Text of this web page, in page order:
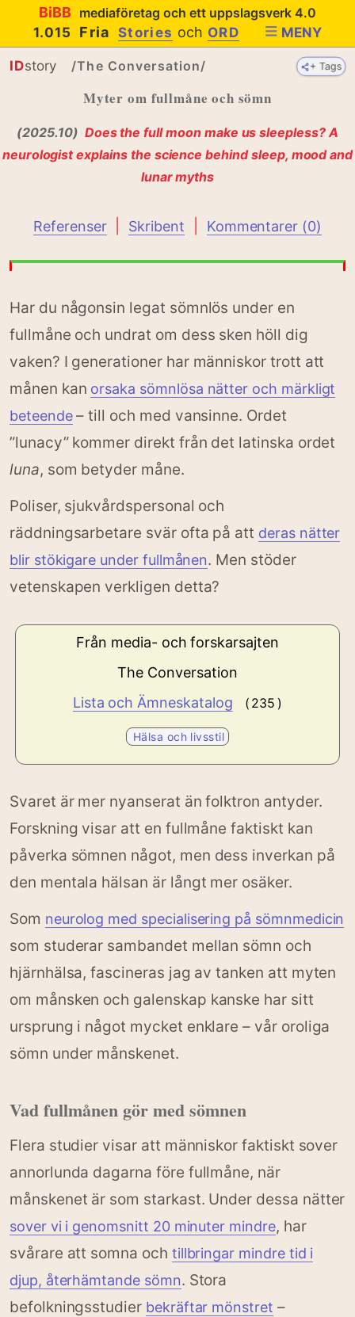
BiBB mediaföretag och ett uppslagsverk 4.0
1.015
FriaStories och ORD MENY
+ Tags
IDstory /The Conversation/
Myter om fullmåne och sömn
(2025.10) Does the full moon make us sleepless? A
neurologist explains the science behind sleep, mood and
lunar myths
Referenser Skribent Kommentarer (0)
Har du någonsin legat sömnlös under en
fullmåne och undrat om dess sken höll dig
vaken? I generationer har människor trott att
månen kan orsaka sömnlösa nätter och märkligt
beteende– till och med vansinne. Ordet
”lunacy” kommer direkt från det latinska ordet
luna, som betyder måne.
Poliser, sjukvårdspersonal och
räddningsarbetare svär ofta på att deras nätter
blir stökigare under fullmånen. Men stöder
vetenskapen verkligen detta?
Från media- och forskarsajten
The Conversation
Lista och Ämneskatalog
( 235 )
Hälsa och livsstil
Svaret är mer nyanserat än folktron antyder.
Forskning visar att en fullmåne faktiskt kan
påverka sömnen något, men dess inverkan på
den mentala hälsan är långt mer osäker.
Som neurolog med specialisering på sömnmedicin
som studerar sambandet mellan sömn och
hjärnhälsa, fascineras jag av tanken att myten
om månsken och galenskap kanske har sitt
ursprung i något mycket enklare – vår oroliga
sömn under månskenet.
Vad fullmånen gör med sömnen
Flera studier visar att människor faktiskt sover
annorlunda dagarna före fullmåne, när
månskenet är som starkast. Under dessa nätter
sover vi i genomsnitt 20 minuter mindre, har
svårare att somna och tillbringar mindre tid i
djup, återhämtande sömn. Stora
befolkningsstudier bekräftar mönstret –
+ Tags